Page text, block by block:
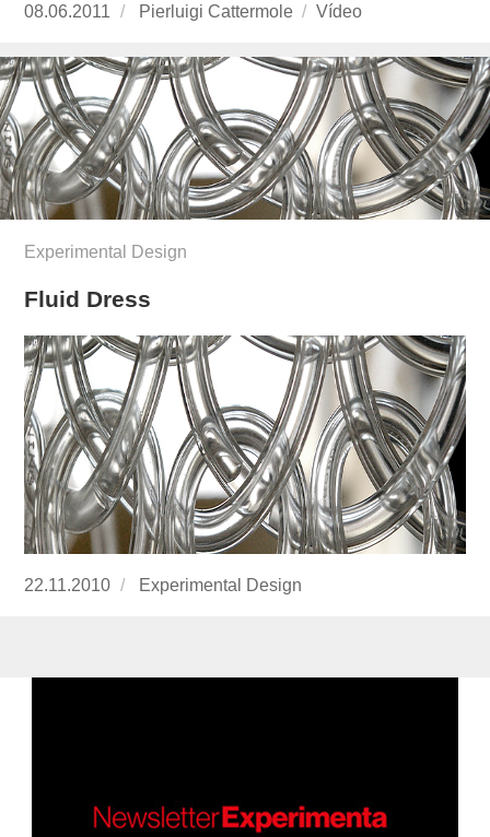
Publicado
08.06.2011
https://www.experimenta.es/author/pierluigi-
Pierluigi Cattermole Formato
Vídeo
Experimental Design
Fluid Dress
Publicado
22.11.2010 https://www.experimenta.es/author/
Experimental Design